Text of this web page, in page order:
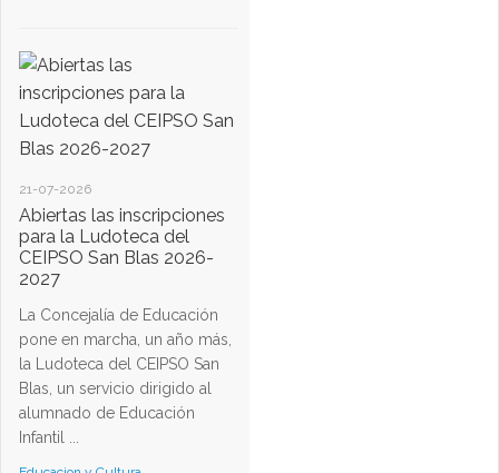
21-07-2026
Abiertas las inscripciones
para la Ludoteca del
CEIPSO San Blas 2026-
2027
La Concejalía de Educación
pone en marcha, un año más,
la Ludoteca del CEIPSO San
Blas, un servicio dirigido al
alumnado de Educación
Infantil ...